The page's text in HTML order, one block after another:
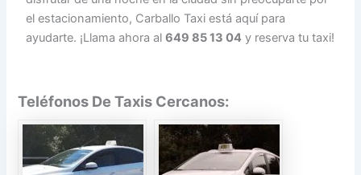
el estacionamiento, Carballo Taxi está aquí para
ayudarte. ¡Llama ahora al649 85 13 04 y reserva tu taxi!
Teléfonos De Taxis Cercanos: